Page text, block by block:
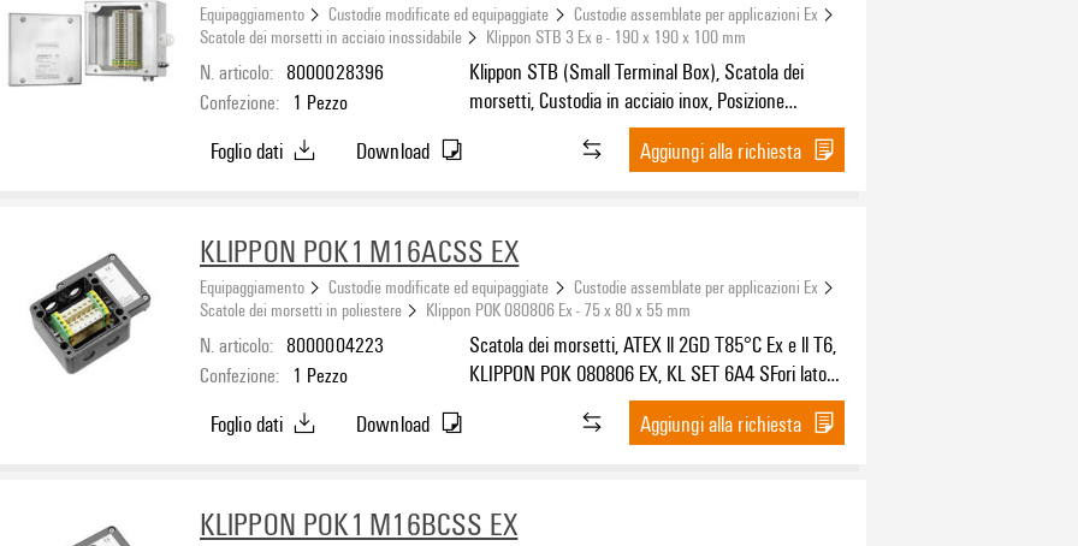
Equipaggiamento Custodie modificate ed equipaggiate
Custodie assemblate per applicazioni Ex
Scatole dei morsetti in acciaio inossidabile
Klippon STB 3 Ex e - 190 x 190 x 100 mm
N. articolo: 8000028396
Confezione: 1 Pezzo
Klippon STB (Small Terminal Box), Scatola dei
morsetti, Custodia in acciaio inox, Posizione
verticale: 190 mm, Larghezza: 190 mm, Profondità:
100 mm, Materiale di base: acciaio inossidabile
Foglio dati Download Aggiungi alla richiesta
KLIPPON POK1 M16ACSS EX
Equipaggiamento Custodie modificate ed equipaggiate
Custodie assemblate per applicazioni Ex
Scatole dei morsetti in poliestere
Klippon POK 080806 Ex - 75 x 80 x 55 mm
N. articolo: 8000004223
Confezione: 1 Pezzo
Scatola dei morsetti, ATEX ll 2GD T85°C Ex e ll T6,
KLIPPON POK 080806 EX, KL SET 6A4 SFori lato
A: 2 x M16x1,5, Fori lato B: 2 x M16x1,5
Foglio dati Download Aggiungi alla richiesta
KLIPPON POK1 M16BCSS EX